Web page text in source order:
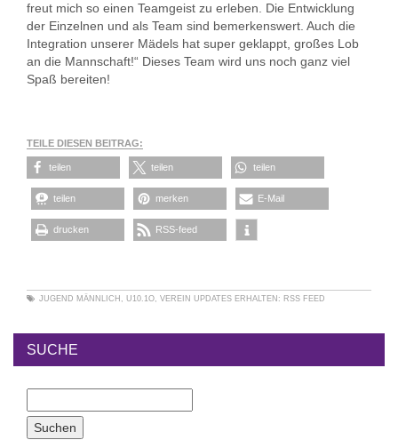
freut mich so einen Teamgeist zu erleben. Die Entwicklung
der Einzelnen und als Team sind bemerkenswert. Auch die
Integration unserer Mädels hat super geklappt, großes Lob
an die Mannschaft!“ Dieses Team wird uns noch ganz viel
Spaß bereiten!
TEILE DIESEN BEITRAG:
teilen teilen teilen
teilen merken E-Mail
drucken RSS-feed
JUGEND MÄNNLICH , U10.1O, VEREIN UPDATES ERHALTEN: RSS FEED
SUCHE